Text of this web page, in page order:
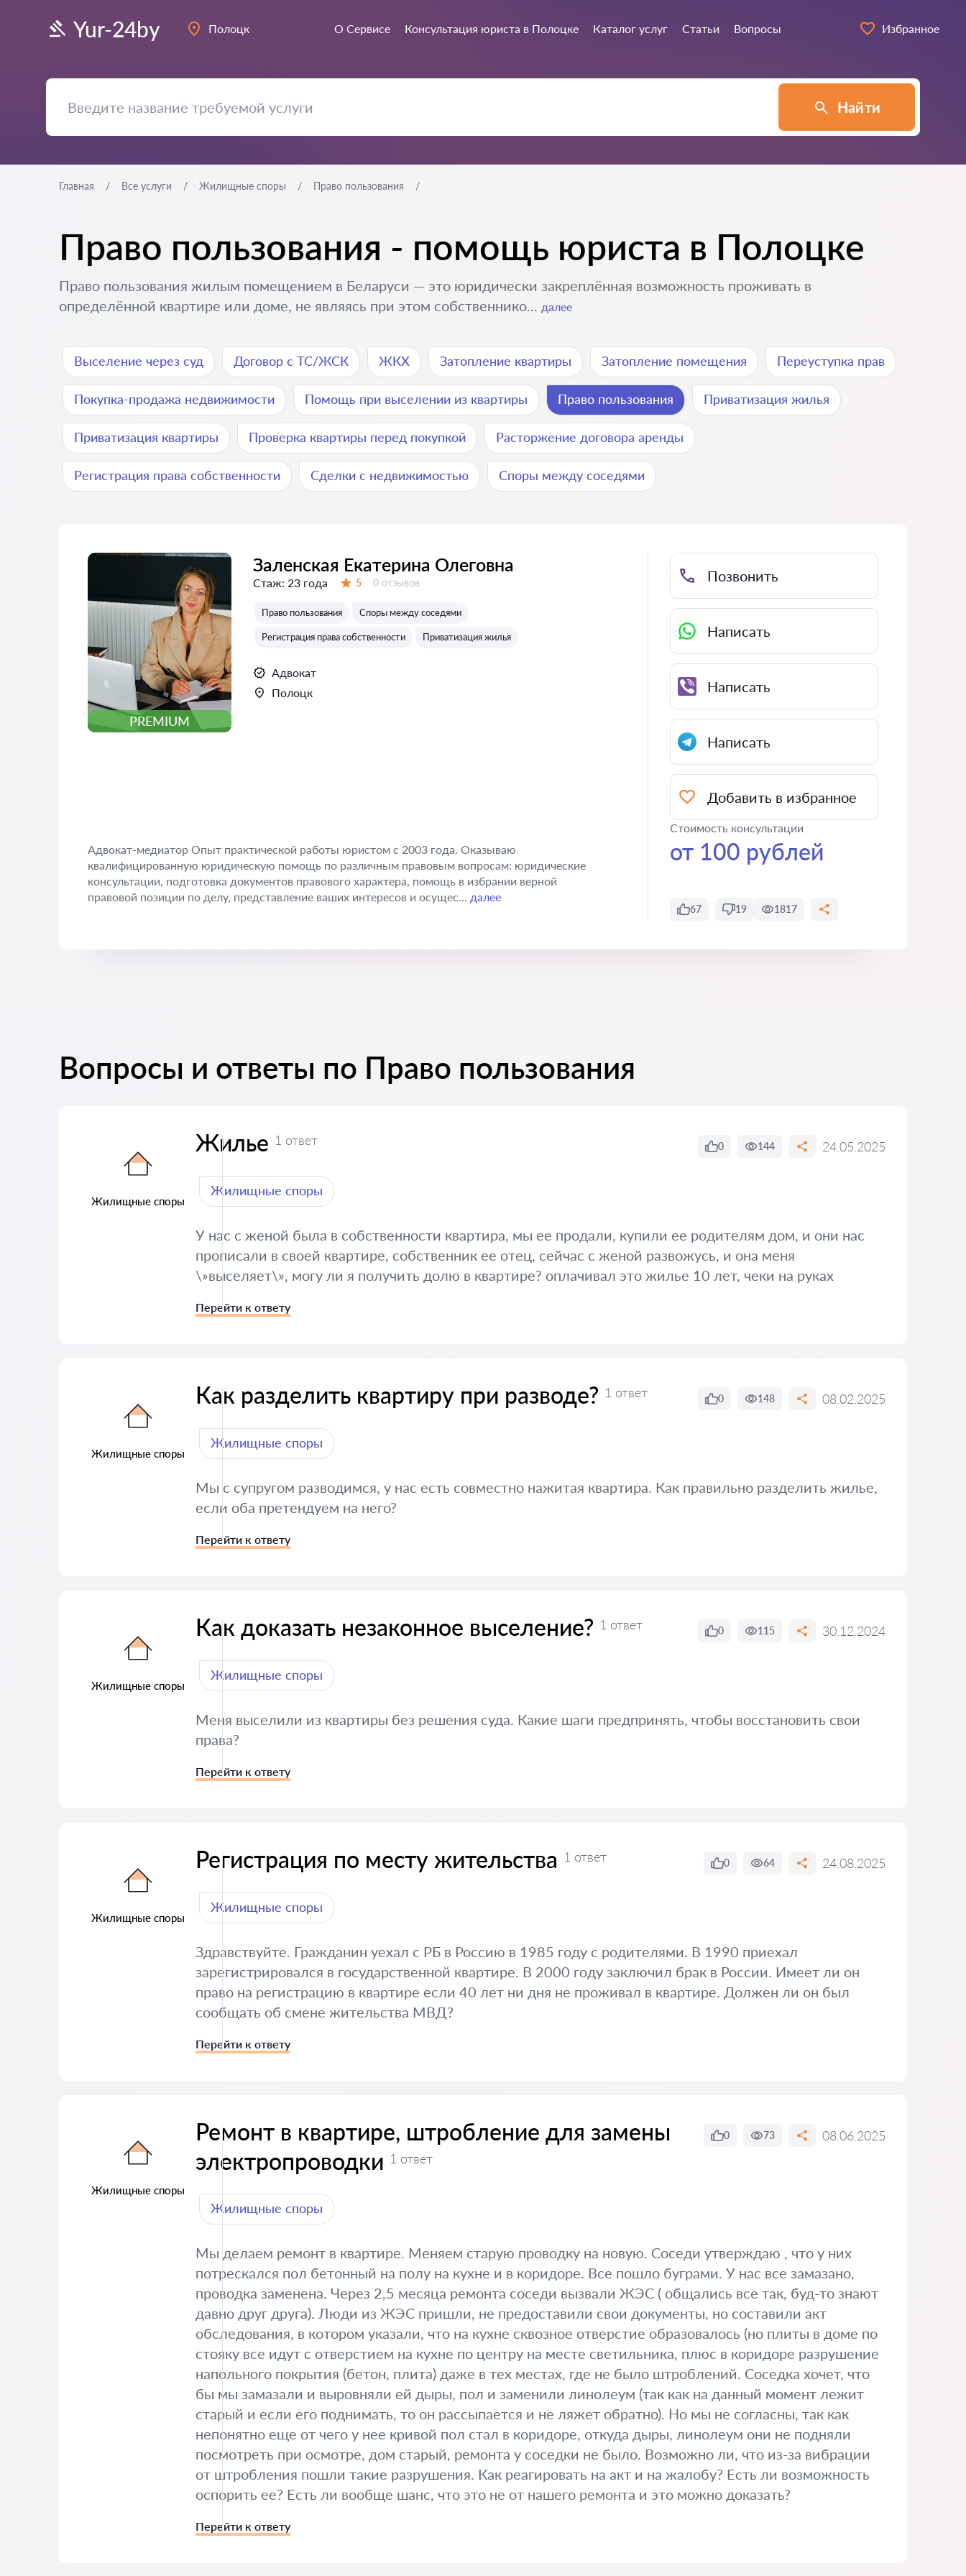
Yur-24by Полоцк О Сервисе Консультация юриста в Полоцке Каталог услуг Статьи Вопросы Избранное
Найти
Главная Все услуги Жилищные споры Право пользования
Право пользования - помощь юриста в Полоцке
Право пользования жилым помещением в Беларуси — это юридически закреплённая возможность проживать в
определённой квартире или доме, не являясь при этом собственнико... далее
Выселение через суд Договор c ТС/ЖСК ЖКХ Затопление квартиры Затопление помещения Переуступка прав
Покупка-продажа недвижимости Помощь при выселении из квартиры Право пользования Приватизация жилья
Приватизация квартиры Проверка квартиры перед покупкой Расторжение договора аренды
Регистрация права собственности Сделки с недвижимостью Споры между соседями
PREMIUM
Заленская Екатерина Олеговна
Стаж: 23 года 5 Отзывов:
0 отзывов
Право пользования Споры между соседями
Регистрация права собственности Приватизация жилья
Адвокат
Полоцк
Адвокат-медиатор Опыт практической работы юристом с 2003 года. Оказываю
квалифицированную юридическую помощь по различным правовым вопросам: юридические
консультации, подготовка документов правового характера, помощь в избрании верной
правовой позиции по делу, представление ваших интересов и осущес... далее
Позвонить
Написать
Написать
Написать
Добавить в избранное
Стоимость консультации
от 100 рублей
67 19 1817
Вопросы и ответы по Право пользования
Жилищные споры
Жилье 1 ответ 0 144 24.05.2025
Жилищные споры
У нас с женой была в собственности квартира, мы ее продали, купили ее родителям дом, и они нас
прописали в своей квартире, собственник ее отец, сейчас с женой развожусь, и она меня
\»выселяет\», могу ли я получить долю в квартире? оплачивал это жилье 10 лет, чеки на руках
Перейти к ответу
Жилищные споры
Как разделить квартиру при разводе? 1 ответ 0 148 08.02.2025
Жилищные споры
Мы с супругом разводимся, у нас есть совместно нажитая квартира. Как правильно разделить жилье,
если оба претендуем на него?
Перейти к ответу
Жилищные споры
Как доказать незаконное выселение? 1 ответ 0 115 30.12.2024
Жилищные споры
Меня выселили из квартиры без решения суда. Какие шаги предпринять, чтобы восстановить свои
права?
Перейти к ответу
Жилищные споры
Регистрация по месту жительства 1 ответ 0 64 24.08.2025
Жилищные споры
Здравствуйте. Гражданин уехал с РБ в Россию в 1985 году с родителями. В 1990 приехал
зарегистрировался в государственной квартире. В 2000 году заключил брак в России. Имеет ли он
право на регистрацию в квартире если 40 лет ни дня не проживал в квартире. Должен ли он был
сообщать об смене жительства МВД?
Перейти к ответу
Жилищные споры
Ремонт в квартире, штробление для замены
электропроводки 1 ответ
0 73 08.06.2025
Жилищные споры
Мы делаем ремонт в квартире. Меняем старую проводку на новую. Соседи утверждаю , что у них
потрескался пол бетонный на полу на кухне и в коридоре. Все пошло буграми. У нас все замазано,
проводка заменена. Через 2,5 месяца ремонта соседи вызвали ЖЭС ( общались все так, буд-то знают
давно друг друга). Люди из ЖЭС пришли, не предоставили свои документы, но составили акт
обследования, в котором указали, что на кухне сквозное отверстие образовалось (но плиты в доме по
стояку все идут с отверстием на кухне по центру на месте светильника, плюс в коридоре разрушение
напольного покрытия (бетон, плита) даже в тех местах, где не было штроблений. Соседка хочет, что
бы мы замазали и выровняли ей дыры, пол и заменили линолеум (так как на данный момент лежит
старый и если его поднимать, то он рассыпается и не ляжет обратно). Но мы не согласны, так как
непонятно еще от чего у нее кривой пол стал в коридоре, откуда дыры, линолеум они не подняли
посмотреть при осмотре, дом старый, ремонта у соседки не было. Возможно ли, что из-за вибрации
от штробления пошли такие разрушения. Как реагировать на акт и на жалобу? Есть ли возможность
оспорить ее? Есть ли вообще шанс, что это не от нашего ремонта и это можно доказать?
Перейти к ответу